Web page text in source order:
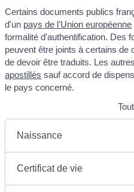
Certains documents publics
d'un pays de l'Union européenne
formalité d'authentification. Des
peuvent être joints à certains de
de devoir être traduits. Les
apostillés sauf accord de
le pays concerné.
Naissance
Certificat de vie